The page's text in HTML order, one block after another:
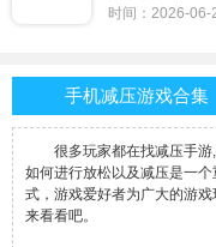
时间：2026-06-
手机减压游戏合集
很多玩家都在找减压手
如何进行放松以及减压是一
式，游戏爱好者为广大的游
来看看吧。